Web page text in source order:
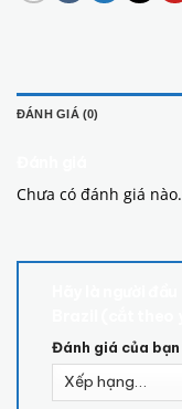
ĐÁNH GIÁ (0)
Chưa có đánh giá nào.
Đánh giá của bạn